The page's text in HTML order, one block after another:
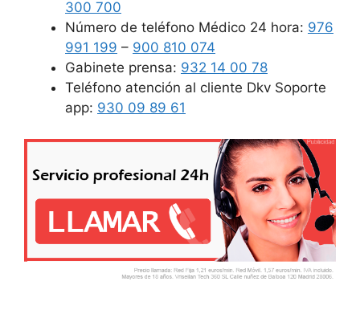
300 700
Número de teléfono Médico 24 hora: 976
991 199 – 900 810 074
Gabinete prensa: 932 14 00 78
Teléfono atención al cliente Dkv Soporte
app: 930 09 89 61